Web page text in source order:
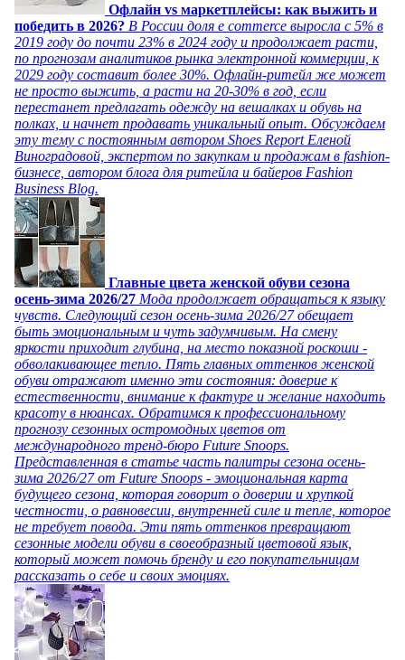
Офлайн vs маркетплейсы: как выжить и
победить в 2026? В России доля e commerce выросла с 5% в
2019 году до почти 23% в 2024 году и продолжает расти,
по прогнозам аналитиков рынка электронной коммерции, к
2029 году составит более 30%. Офлайн-ритейл же может
не просто выжить, а расти на 20-30% в год, если
перестанет предлагать одежду на вешалках и обувь на
полках, и начнет продавать уникальный опыт. Обсуждаем
эту тему с постоянным автором Shoes Report Еленой
Виноградовой, экспертом по закупкам и продажам в fashion-
бизнесе, автором блога для ритейла и байеров Fashion
Business Blog.
Главные цвета женской обуви сезона
осень-зима 2026/27 Мода продолжает обращаться к языку
чувств. Следующий сезон осень-зима 2026/27 обещает
быть эмоциональным и чуть задумчивым. На смену
яркости приходит глубина, на место показной роскоши -
обволакивающее тепло. Пять главных оттенков женской
обуви отражают именно эти состояния: доверие к
естественности, внимание к фактуре и желание находить
красоту в нюансах. Обратимся к профессиональному
прогнозу сезонных остромодных цветов от
международного тренд-бюро Future Snoops.
Представленная в статье часть палитры сезона осень-
зима 2026/27 от Future Snoops - эмоциональная карта
будущего сезона, которая говорит о доверии и хрупкой
честности, о равновесии, внутренней силе и тепле, которое
не требует повода. Эти пять оттенков превращают
сезонные модели обуви в своеобразный цветовой язык,
который может помочь бренду и его покупательницам
рассказать о себе и своих эмоциях.